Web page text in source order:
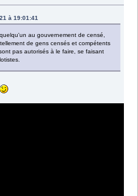
à 19:01:41
au gouvernement de censé,
de gens censés et compétents
pas autorisés à le faire, se faisant